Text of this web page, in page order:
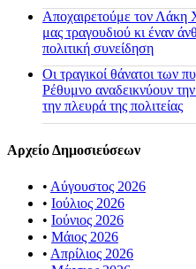
Αποχαιρετούμε τον Λάκη
μας τραγουδιού κι έναν
πολιτική συνείδηση
Οι τραγικοί θάνατοι των
Ρέθυμνο αναδεικνύουν
την πλευρά της πολιτείας
Αρχείο Δημοσιεύσεων
• Αύγουστος 2026
• Ιούλιος 2026
• Ιούνιος 2026
• Μάιος 2026
• Απρίλιος 2026